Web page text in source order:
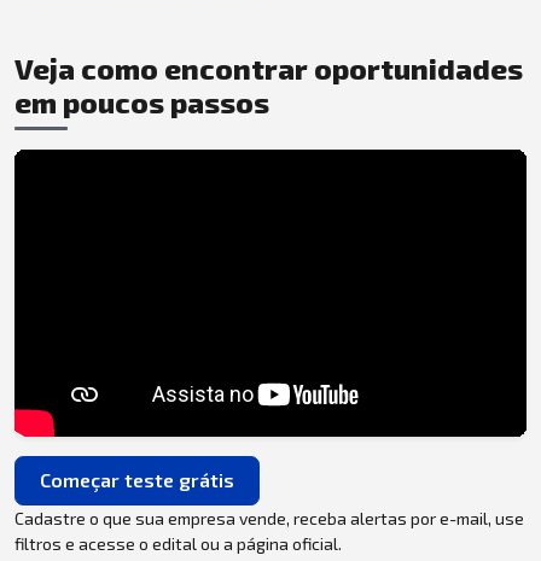
Veja como encontrar oportunidades
em poucos passos
Começar teste grátis
Cadastre o que sua empresa vende, receba alertas por e-mail, use
filtros e acesse o edital ou a página oficial.